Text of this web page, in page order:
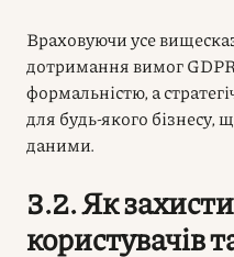
Враховуючи усе
дотримання вимог
формальністю, а
для будь-якого
даними.
3.2. Як
користувачів